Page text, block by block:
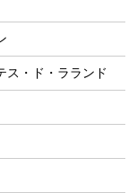
ス・ド・ラランド